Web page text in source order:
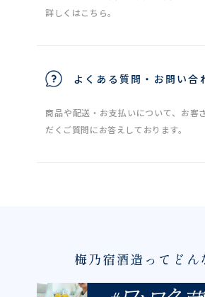
詳しくはこちら。
よくある質問・お問い合
商品や配送・お支払いについて、お客
だくご質問にお答えしております。
梅乃宿酒造ってどん